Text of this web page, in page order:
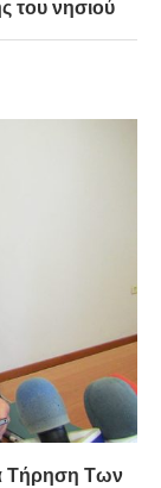
του νησιού
Τήρηση Των